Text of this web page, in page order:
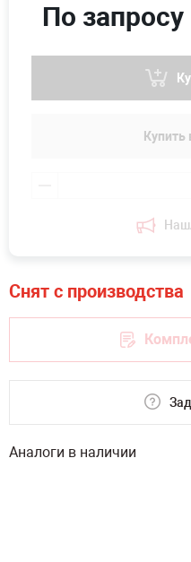
По запросу
Купить
Аналоги в наличии